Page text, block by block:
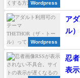
Wordpress
Wordpress
ア
ル
忍
表